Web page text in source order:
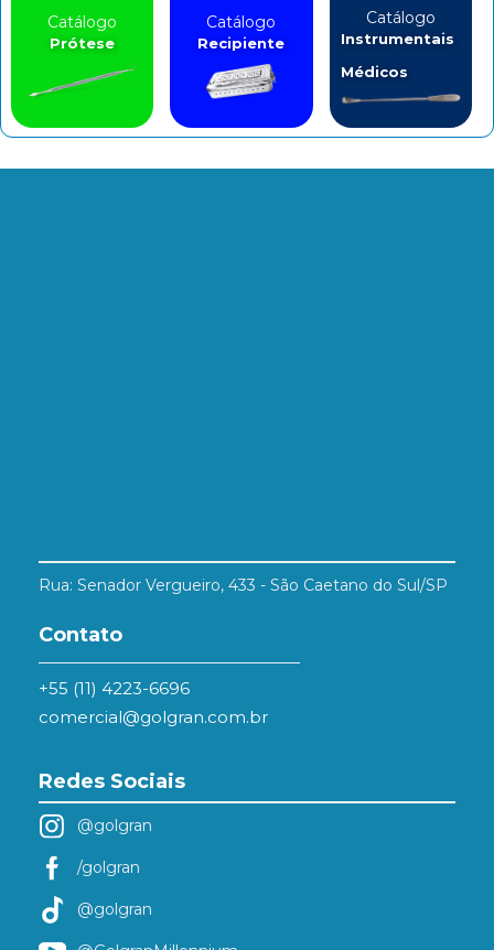
Catálogo
Prótese
Catálogo
Recipiente
Catálogo
Instrumentais
Médicos
Rua: Senador Vergueiro, 433 - São Caetano do Sul/SP
Contato
+55 (11) 4223-6696
comercial@golgran.com.br
Redes Sociais
@golgran
/golgran
@golgran